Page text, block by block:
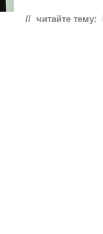
// читайте тему: